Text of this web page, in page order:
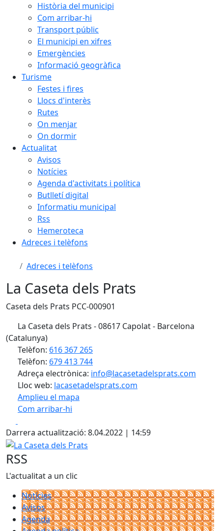
Història del municipi
Com arribar-hi
Transport públic
El municipi en xifres
Emergències
Informació geogràfica
Turisme
Festes i fires
Llocs d'interès
Rutes
On menjar
On dormir
Actualitat
Avisos
Notícies
Agenda d'activitats i política
Butlletí digital
Informatiu municipal
Rss
Hemeroteca
Adreces i telèfons
Adreces i telèfons
La Caseta dels Prats
Caseta dels Prats PCC-000901
La Caseta dels Prats - 08617 Capolat - Barcelona
(Catalunya)
Telèfon: 616 367 265
Telèfon: 679 413 744
Adreça electrònica: info@lacasetadelsprats.com
Lloc web: lacasetadelsprats.com
Amplieu el mapa
Com arribar-hi
+
−
Darrera actualització: 8.04.2022 | 14:59
La Caseta dels Prats
RSS
L'actualitat a un clic
Notícies
Avisos
Agenda